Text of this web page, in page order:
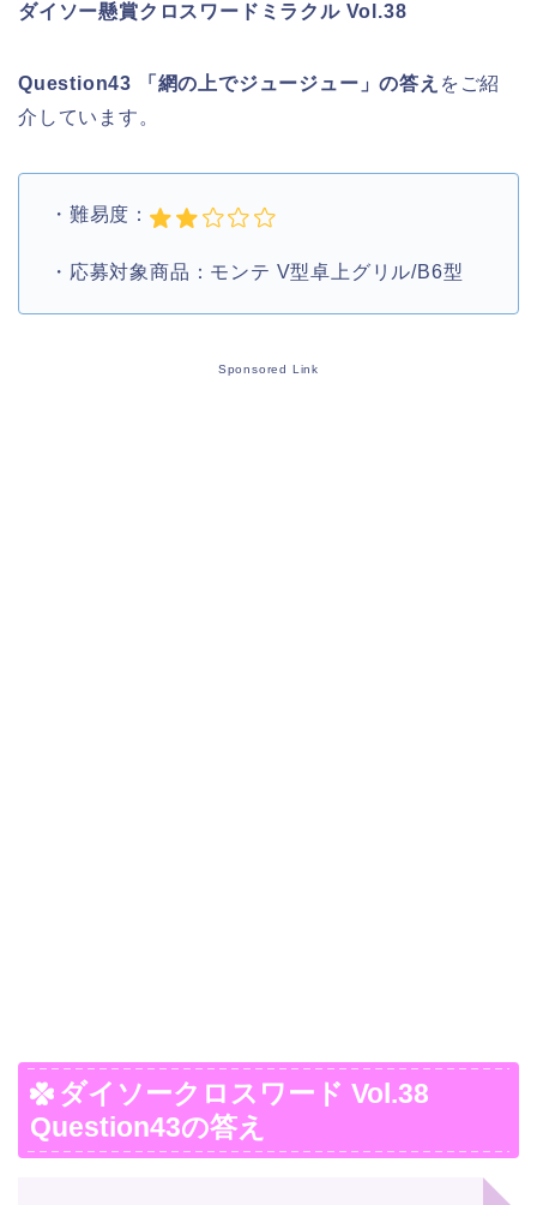
ダイソー懸賞クロスワードミラクル Vol.38
Question43 「網の上でジュージュー」の答え をご紹
介しています。
・難易度：
・応募対象商品：モンテ V型卓上グリル/B6型
Sponsored Link
ダイソークロスワード Vol.38
Question43の答え